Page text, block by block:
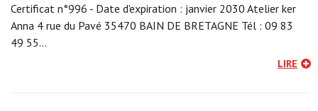
Certificat n°996 - Date d'expiration : janvier 2030 Atelier ker
Anna 4 rue du Pavé 35470 BAIN DE BRETAGNE Tél : 09 83
49 55…
LIRE